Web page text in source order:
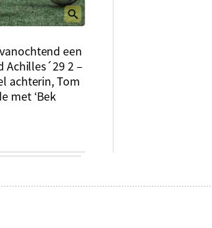
een
Achilles´29 2 –
achterin, Tom
met ‘Bek